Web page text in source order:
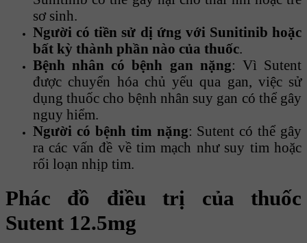
sơ sinh.
Người có tiền sử dị ứng với Sunitinib hoặc
bất kỳ thành phần nào của thuốc.
Bệnh nhân có bệnh gan nặng: Vì Sutent
được chuyển hóa chủ yếu qua gan, việc sử
dụng thuốc cho bệnh nhân suy gan có thể gây
nguy hiểm.
Người có bệnh tim nặng: Sutent có thể gây
ra các vấn đề về tim mạch như suy tim hoặc
rối loạn nhịp tim.
Phác đồ điều trị của thuốc
Sutent 12.5mg